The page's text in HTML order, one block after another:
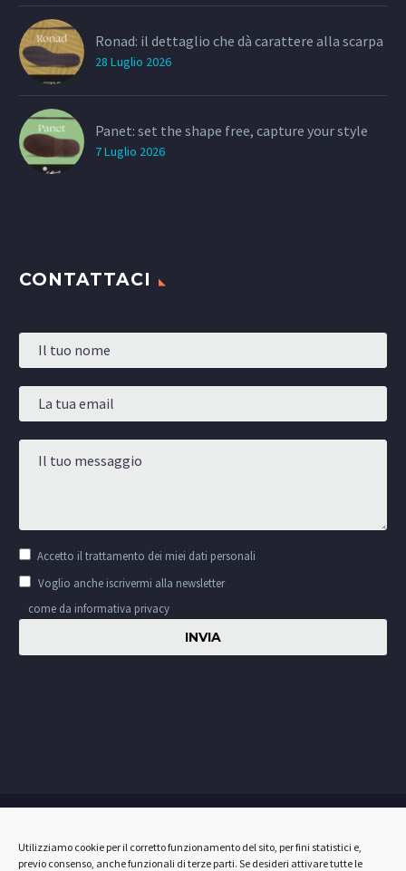
Utilizziamo cookie per il corretto funzionamento del sito, per fini statistici e,
previo consenso, anche funzionali di terze parti. Se desideri attivare tutte le
Ronad: il dettaglio che dà carattere alla scarpa
28 Luglio 2026
Panet: set the shape free, capture your style
7 Luglio 2026
CONTATTACI
Accetto il trattamento dei miei dati personali
Voglio anche iscrivermi alla newsletter
come da informativa privacy
Privacy & Cookie